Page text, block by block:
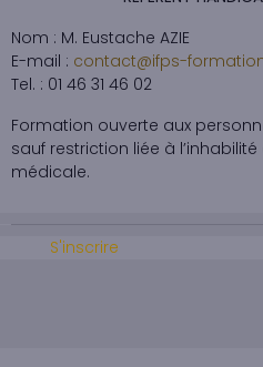
Nom : M. Eustache AZIE
E-mail : contact@ifps-
Tel. : 01 46 31 46 02
Formation ouverte aux
sauf restriction liée à
médicale.
S'inscrire